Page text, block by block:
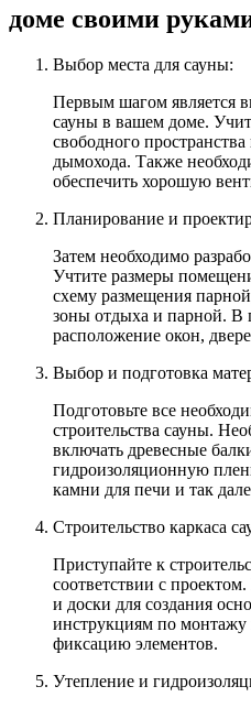
доме своими
Выбор места для сауны:
Первым шагом является
сауны в вашем доме.
свободного
дымохода. Также
обеспечить хорошую
Планирование и
Затем необходимо
Учтите размеры
схему размещения
зоны отдыха и парной. В
расположение окон,
Выбор и подготовка
Подготовьте все
строительства сауны.
включать древесные
гидроизоляционную
камни для печи и так
Строительство каркаса
Приступайте к
соответствии с
и доски для создания
инструкциям по
фиксацию элементов.
Утепление и